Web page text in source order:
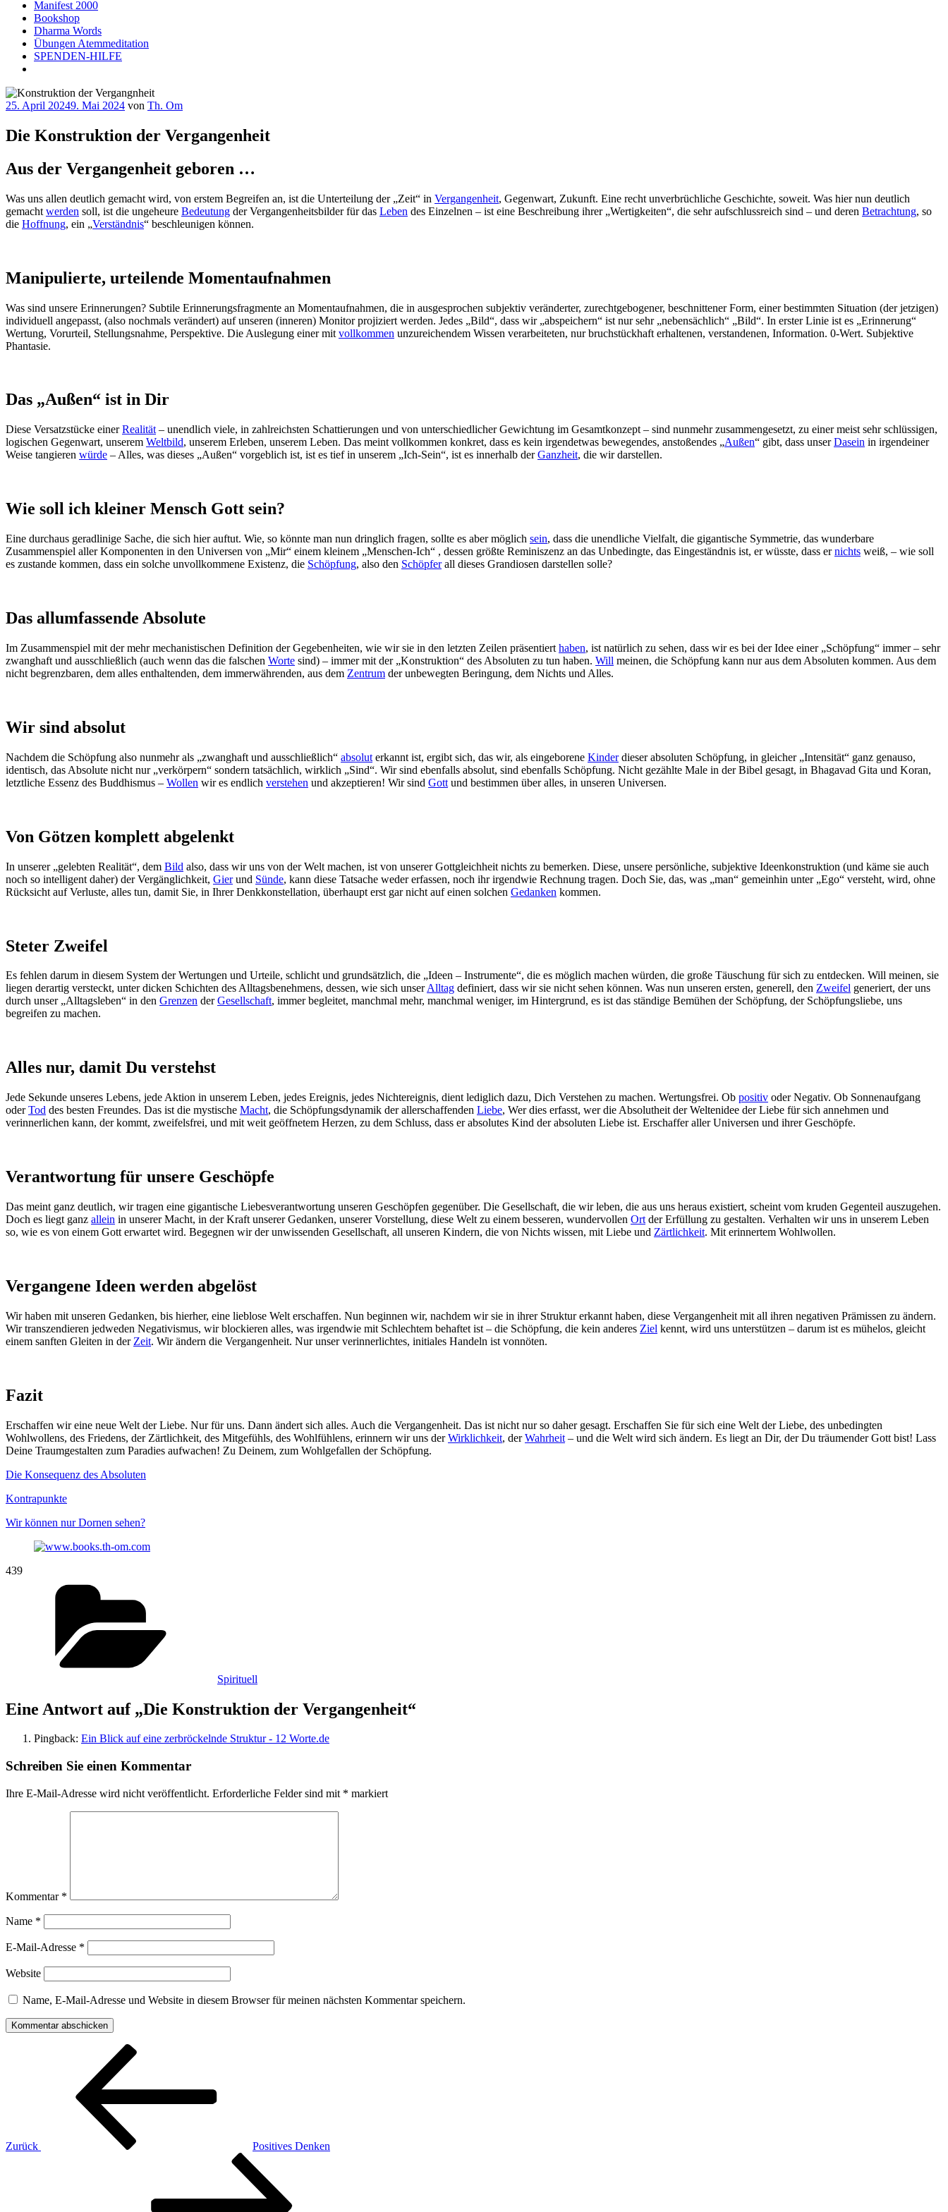
Manifest 2000
Bookshop
Dharma Words
Übungen Atemmeditation
SPENDEN-HILFE
Veröffentlicht
25. April 20249. Mai 2024 von Th. Om
Die Konstruktion der Vergangenheit
Aus der Vergangenheit geboren …
Was uns allen deutlich gemacht wird, von erstem Begreifen an, ist die Unterteilung der „Zeit“ in Vergangenheit, Gegenwart, Zukunft. Eine recht unverbrüchliche Geschichte, soweit. Was hier nun deutlich
gemacht werden soll, ist die ungeheure Bedeutung der Vergangenheitsbilder für das Leben des Einzelnen – ist eine Beschreibung ihrer „Wertigkeiten“, die sehr aufschlussreich sind – und deren Betrachtung, so
die Hoffnung, ein „Verständnis“ beschleunigen können.
Manipulierte, urteilende Momentaufnahmen
Was sind unsere Erinnerungen? Subtile Erinnerungsfragmente an Momentaufnahmen, die in ausgesprochen subjektiv veränderter, zurechtgebogener, beschnittener Form, einer bestimmten Situation (der jetzigen)
individuell angepasst, (also nochmals verändert) auf unseren (inneren) Monitor projiziert werden. Jedes „Bild“, dass wir „abspeichern“ ist nur sehr „nebensächlich“ „Bild“. In erster Linie ist es „Erinnerung“
Wertung, Vorurteil, Stellungsnahme, Perspektive. Die Auslegung einer mit vollkommen unzureichendem Wissen verarbeiteten, nur bruchstückhaft erhaltenen, verstandenen, Information. 0-Wert. Subjektive
Phantasie.
Das „Außen“ ist in Dir
Diese Versatzstücke einerRealität – unendlich viele, in zahlreichsten Schattierungen und von unterschiedlicher Gewichtung im Gesamtkonzept – sind nunmehr zusammengesetzt, zu einer meist sehr schlüssigen,
logischen Gegenwart, unserem Weltbild, unserem Erleben, unserem Leben. Das meint vollkommen konkret, dass es kein irgendetwas bewegendes, anstoßendes „Außen“ gibt, dass unserDasein in irgendeiner
Weise tangieren würde – Alles, was dieses „Außen“ vorgeblich ist, ist es tief in unserem „Ich-Sein“, ist es innerhalb derGanzheit, die wir darstellen.
Wie soll ich kleiner Mensch Gott sein?
Eine durchaus geradlinige Sache, die sich hier auftut. Wie, so könnte man nun dringlich fragen, sollte es aber möglich sein, dass die unendliche Vielfalt, die gigantische Symmetrie, das wunderbare
Zusammenspiel aller Komponenten in den Universen von „Mir“ einem kleinem „Menschen-Ich“ , dessen größte Reminiszenz an das Unbedingte, das Eingeständnis ist, er wüsste, dass ernichts weiß, – wie soll
es zustande kommen, dass ein solche unvollkommene Existenz, die Schöpfung, also den Schöpferall dieses Grandiosen darstellen solle?
Das allumfassende Absolute
Im Zusammenspiel mit der mehr mechanistischen Definition der Gegebenheiten, wie wir sie in den letzten Zeilen präsentiert haben, ist natürlich zu sehen, dass wir es bei der Idee einer „Schöpfung“ immer – sehr
zwanghaft und ausschließlich (auch wenn das die falschen Worte sind) – immer mit der „Konstruktion“ des Absoluten zu tun haben. Will meinen, die Schöpfung kann nur aus dem Absoluten kommen. Aus dem
nicht begrenzbaren, dem alles enthaltenden, dem immerwährenden, aus dem Zentrum der unbewegten Beringung, dem Nichts und Alles.
Wir sind absolut
Nachdem die Schöpfung also nunmehr als „zwanghaft und ausschließlich“ absolut erkannt ist, ergibt sich, das wir, als eingeborene Kinderdieser absoluten Schöpfung, in gleicher „Intensität“ ganz genauso,
identisch, das Absolute nicht nur „verkörpern“ sondern tatsächlich, wirklich „Sind“. Wir sind ebenfalls absolut, sind ebenfalls Schöpfung. Nicht gezählte Male in der Bibel gesagt, in Bhagavad Gita und Koran,
letztliche Essenz des Buddhismus – Wollen wir es endlich verstehen und akzeptieren! Wir sind Gott und bestimmen über alles, in unseren Universen.
Von Götzen komplett abgelenkt
In unserer „gelebten Realität“, dem Bild also, dass wir uns von der Welt machen, ist von unserer Gottgleichheit nichts zu bemerken. Diese, unsere persönliche, subjektive Ideenkonstruktion (und käme sie auch
noch so intelligent daher) der Vergänglichkeit, Gierund Sünde, kann diese Tatsache weder erfassen, noch ihr irgendwie Rechnung tragen. Doch Sie, das, was „man“ gemeinhin unter „Ego“ versteht, wird, ohne
Rücksicht auf Verluste, alles tun, damit Sie, in Ihrer Denkkonstellation, überhaupt erst gar nicht auf einen solchen Gedanken kommen.
Steter Zweifel
Es fehlen darum in diesem System der Wertungen und Urteile, schlicht und grundsätzlich, die „Ideen – Instrumente“, die es möglich machen würden, die große Täuschung für sich zu entdecken. Will meinen, sie
liegen derartig versteckt, unter dicken Schichten des Alltagsbenehmens, dessen, wie sich unserAlltag definiert, dass wir sie nicht sehen können. Was nun unseren ersten, generell, den Zweifel generiert, der uns
durch unser „Alltagsleben“ in den Grenzen derGesellschaft, immer begleitet, manchmal mehr, manchmal weniger, im Hintergrund, es ist das ständige Bemühen der Schöpfung, der Schöpfungsliebe, uns
begreifen zu machen.
Alles nur, damit Du verstehst
Jede Sekunde unseres Lebens, jede Aktion in unserem Leben, jedes Ereignis, jedes Nichtereignis, dient lediglich dazu, Dich Verstehen zu machen. Wertungsfrei. Ob positiv oder Negativ. Ob Sonnenaufgang
oderTod des besten Freundes. Das ist die mystische Macht, die Schöpfungsdynamik der allerschaffenden Liebe, Wer dies erfasst, wer die Absolutheit der Weltenidee der Liebe für sich annehmen und
verinnerlichen kann, der kommt, zweifelsfrei, und mit weit geöffnetem Herzen, zu dem Schluss, dass er absolutes Kind der absoluten Liebe ist. Erschaffer aller Universen und ihrer Geschöpfe.
Verantwortung für unsere Geschöpfe
Das meint ganz deutlich, wir tragen eine gigantische Liebesverantwortung unseren Geschöpfen gegenüber. Die Gesellschaft, die wir leben, die aus uns heraus existiert, scheint vom kruden Gegenteil auszugehen.
Doch es liegt ganz allein in unserer Macht, in der Kraft unserer Gedanken, unserer Vorstellung, diese Welt zu einem besseren, wundervollen Ort der Erfüllung zu gestalten. Verhalten wir uns in unserem Leben
so, wie es von einem Gott erwartet wird. Begegnen wir der unwissenden Gesellschaft, all unseren Kindern, die von Nichts wissen, mit Liebe und Zärtlichkeit. Mit erinnertem Wohlwollen.
Vergangene Ideen werden abgelöst
Wir haben mit unseren Gedanken, bis hierher, eine lieblose Welt erschaffen. Nun beginnen wir, nachdem wir sie in ihrer Struktur erkannt haben, diese Vergangenheit mit all ihren negativen Prämissen zu ändern.
Wir transzendieren jedweden Negativismus, wir blockieren alles, was irgendwie mit Schlechtem behaftet ist – die Schöpfung, die kein anderes Ziel kennt, wird uns unterstützen – darum ist es mühelos, gleicht
einem sanften Gleiten in der Zeit. Wir ändern die Vergangenheit. Nur unser verinnerlichtes, initiales Handeln ist vonnöten.
Fazit
Erschaffen wir eine neue Welt der Liebe. Nur für uns. Dann ändert sich alles. Auch die Vergangenheit. Das ist nicht nur so daher gesagt. Erschaffen Sie für sich eine Welt der Liebe, des unbedingten
Wohlwollens, des Friedens, der Zärtlichkeit, des Mitgefühls, des Wohlfühlens, erinnern wir uns derWirklichkeit, derWahrheit – und die Welt wird sich ändern. Es liegt an Dir, der Du träumender Gott bist! Lass
Deine Traumgestalten zum Paradies aufwachen! Zu Deinem, zum Wohlgefallen der Schöpfung.
Die Konsequenz des Absoluten
Kontrapunkte
Wir können nur Dornen sehen?
439
Spirituell
Eine Antwort auf „Die Konstruktion der Vergangenheit“
Pingback: Ein Blick auf eine zerbröckelnde Struktur - 12 Worte.de
Schreiben Sie einen Kommentar
Ihre E-Mail-Adresse wird nicht veröffentlicht. Erforderliche Felder sind mit * markiert
Kommentar *
Name *
E-Mail-Adresse *
Website
Name, E-Mail-Adresse und Website in diesem Browser für meinen nächsten Kommentar speichern.
Beitragsnavigation
Zurück
Positives Denken